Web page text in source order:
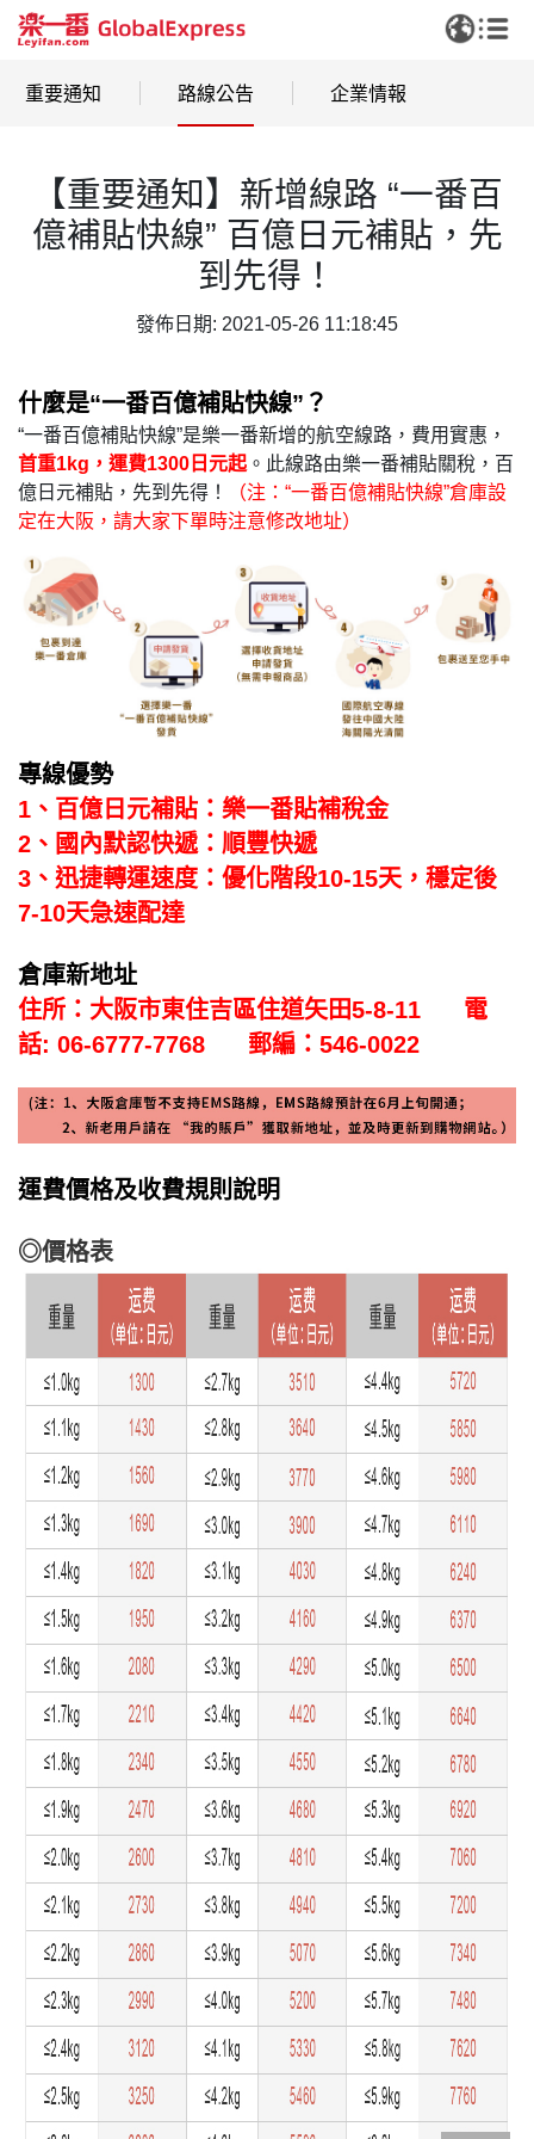
重要通知 路線公告 企業情報
【重要通知】新增線路 “一番百
億補貼快線” 百億日元補貼，先
到先得！
發佈日期: 2021-05-26 11:18:45
什麼是“一番百億補貼快線”？
“一番百億補貼快線”是樂一番新增的航空線路，費用實惠，
首重1kg，運費1300日元起 。此線路由樂一番補貼關稅，百
億日元補貼，先到先得！
（注：“一番百億補貼快線”倉庫設
定在大阪，請大家下單時注意修改地址）
專線優勢
1、 百億日元補貼：樂一番貼補稅金
2、 國內默認快遞：順豐快遞
3、迅捷轉運速度：優化階段10-15天，穩定後
7-10天急速配達
倉庫新地址
住所：大阪市東住吉區住道矢田5-8-11 電
話: 06-6777-7768 郵編：546-0022
運費價格及收費規則說明
◎價格表